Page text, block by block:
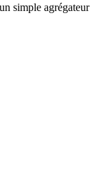
simple agrégateur